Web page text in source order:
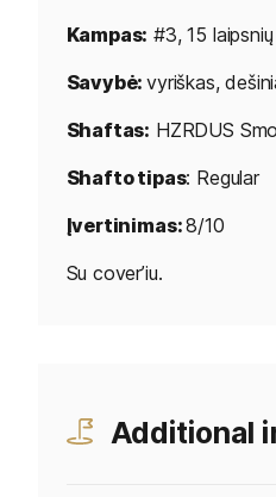
Kampas: #3, 15 laipsnių
Savybė:vyriškas,
Shaftas: HZRDUS
Shafto tipas: Regular
Įvertinimas:8/10
Su cover’iu.
Additional